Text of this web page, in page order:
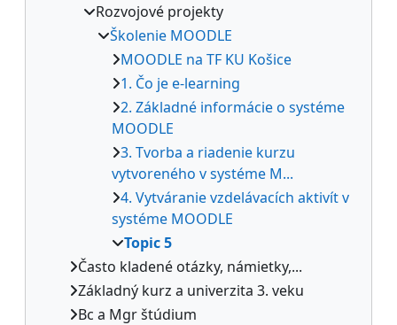
Rozvojové projekty
Školenie MOODLE
MOODLE na TF KU Košice
1. Čo je e-learning
2. Základné informácie o systéme
MOODLE
3. Tvorba a riadenie kurzu
vytvoreného v systéme M...
4. Vytváranie vzdelávacích aktivít v
systéme MOODLE
Topic 5
Často kladené otázky, námietky,...
Základný kurz a univerzita 3. veku
Bc a Mgr štúdium